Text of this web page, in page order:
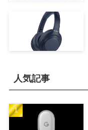
人気記事